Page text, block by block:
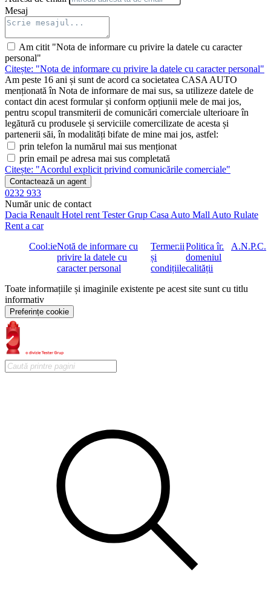
Mesaj
Am citit "Nota de informare cu privire la datele cu caracter
personal"
Citește: "Nota de informare cu privire la datele cu caracter personal"
Am peste 16 ani și sunt de acord ca societatea CASA AUTO
menționată în Nota de informare de mai sus, sa utilizeze datele de
contact din acest formular și conform opțiunii mele de mai jos,
pentru scopul transmiterii de comunicări comerciale ulterioare în
legătură cu produsele și serviciile comercilizate de acesta și
partenerii săi, în modalități bifate de mine mai jos, astfel:
prin telefon la numărul mai sus menționat
prin email pe adresa mai sus completată
Citește: "Acordul explicit privind comunicările comerciale"
Contactează un agent
0232 933
Număr unic de contact
Dacia Renault Hotel rent Tester Grup Casa Auto Mall Auto Rulate
Rent a car
CookieNotă de informare cu
privire la datele cu
caracter personal
Termenii
și
condițiile
Politica în
domeniul
calității
A.N.P.C.
Toate informațiile și imaginile existente pe acest site sunt cu titlu
informativ
Preferințe cookie